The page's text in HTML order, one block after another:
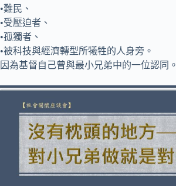
•難民、
•受壓迫者、
•孤獨者、
•被科技與經濟轉型所犧牲的人身旁。
因為基督自己曾與最小兄弟中的一位認同。